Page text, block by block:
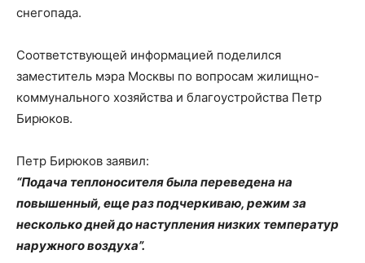
снегопада.
Соответствующей информацией поделился
заместитель мэра Москвы по вопросам жилищно-
коммунального хозяйства и благоустройства Петр
Бирюков.
Петр Бирюков заявил:
“Подача теплоносителя была переведена на
повышенный, еще раз подчеркиваю, режим за
несколько дней до наступления низких температур
наружного воздуха”.